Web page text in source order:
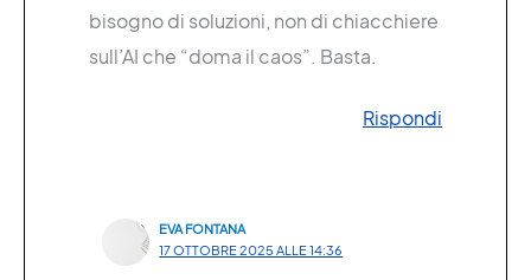
bisogno di soluzioni, non di chiacchiere
sull’AI che “doma il caos”. Basta.
Rispondi
EVA FONTANA
17 OTTOBRE 2025 ALLE 14:36